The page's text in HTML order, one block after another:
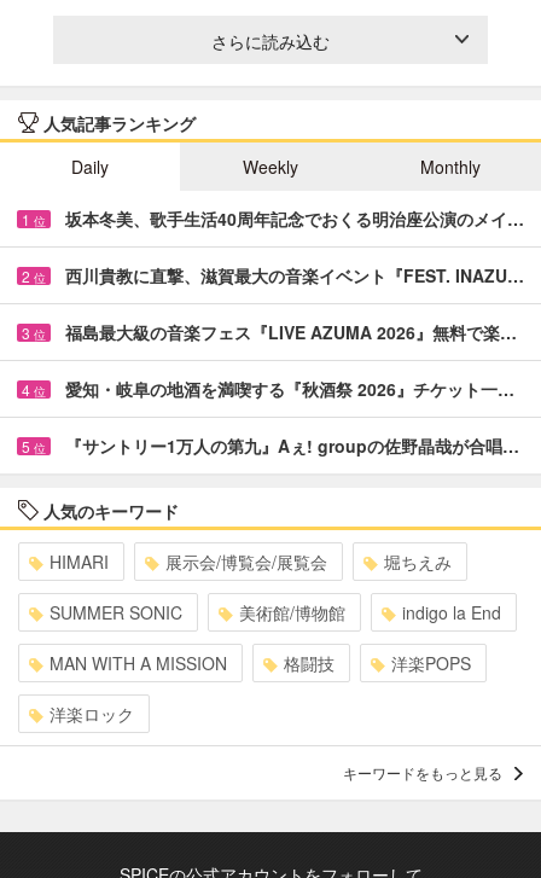
さらに読み込む
人気記事ランキング
Daily
Weekly Monthly
1 位 坂本冬美、歌手生活40周年記念でおくる明治座公演のメイ…
2 位 西川貴教に直撃、滋賀最大の音楽イベント『FEST. INAZU…
3 位 福島最大級の音楽フェス『LIVE AZUMA 2026』無料で楽…
4 位 愛知・岐阜の地酒を満喫する『秋酒祭 2026』チケット一…
5 位 『サントリー1万人の第九』Aぇ! groupの佐野晶哉が合唱…
人気のキーワード
HIMARI 展示会/博覧会/展覧会 堀ちえみ
SUMMER SONIC 美術館/博物館 indigo la End
MAN WITH A MISSION 格闘技 洋楽POPS
洋楽ロック
キーワードをもっと見る